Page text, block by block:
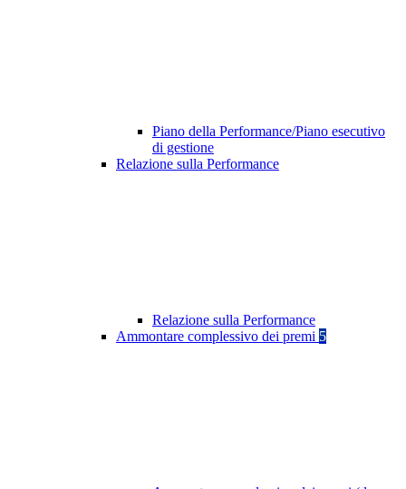
Piano della Performance/Piano esecutivo
di gestione
Relazione sulla Performance
Relazione sulla Performance
Ammontare complessivo dei premi 5